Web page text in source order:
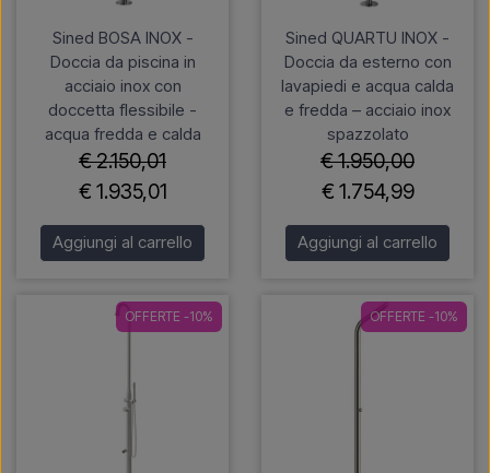
Sined BOSA INOX -
Doccia da piscina in
acciaio inox con
doccetta flessibile -
acqua fredda e calda
€ 2.150,01
€ 1.935,01
Aggiungi al carrello
Sined QUARTU INOX -
Doccia da esterno con
lavapiedi e acqua calda
e fredda – acciaio inox
spazzolato
€ 1.950,00
€ 1.754,99
Aggiungi al carrello
OFFERTE -10% OFFERTE -10%